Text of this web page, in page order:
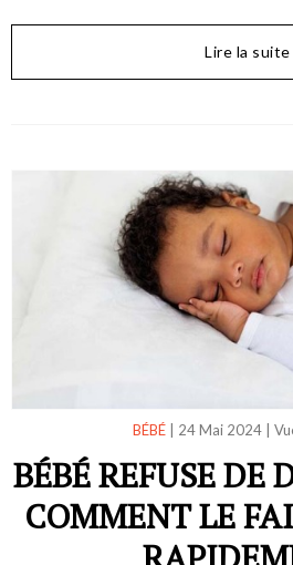
Lire la suite
BÉBÉ| 24 Mai 2024|
BÉBÉ REFUSE DE
COMMENT LE